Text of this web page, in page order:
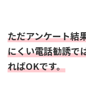
ただアンケート結
にくい電話勧誘で
ればOKです。